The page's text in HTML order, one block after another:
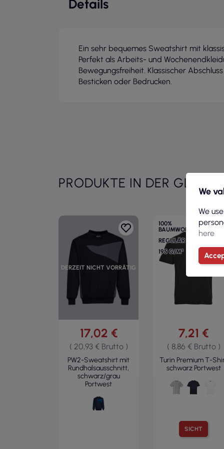
Details
Ein sehr bequemes Sweatshirt mit
Perfekt als Arbeits- und
Bewegungsfreiheit. Klassischer
Besticken oder Bedrucken.
PRODUKTE IN DER
DERZEIT NICHT VORRÄTIG
17,02 €
( 20,93 € Brutto )
PW2-Sweatshirt mit
Rundhalsausschnitt,
schwarz/grau
Portwest
100%
BAUMWOLLE
REGULÄR
195 G/M²
SICHT
7,21 €
( 8,86 € Brutto )
Turin Premium T-
schwarz Portwest
We
We
here